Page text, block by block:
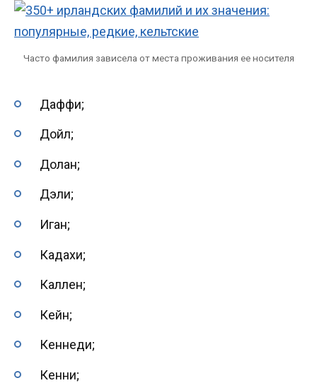
Часто фамилия зависела от места проживания ее носителя
Даффи;
Дойл;
Долан;
Дэли;
Иган;
Кадахи;
Каллен;
Кейн;
Кеннеди;
Кенни;